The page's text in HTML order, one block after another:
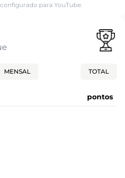
para YouTube.
MENSAL TOTAL
pontos